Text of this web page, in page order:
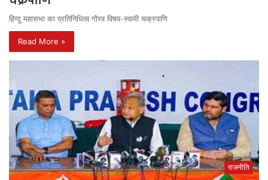
हिन्दू महासभा का प्रतिनिधित्व गौरव विषय-स्वामी चक्रपाणि
Read More »
राजनीति